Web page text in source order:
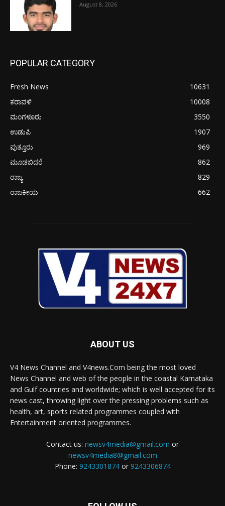
August 8, 2026
POPULAR CATEGORY
Fresh News
10631
ಕರಾವಳಿ
10008
ಮಂಗಳೂರು
3550
ಉಡುಪಿ
1907
ಪುತ್ತೂರು
969
ಮೂಡಬಿದರೆ
862
ರಾಜ್ಯ
829
ರಾಜಕೀಯ
662
ABOUT US
V4 News Channel and V4news.Com being the most loved
News Channel and web of the people in the coastal Karnataka
and Gulf countries and worldwide; which is well accepted for its
news cast, throwing light over the pressing problems such as
health, art, sports related programmes coupled with
Entertainment oriented programmes.
Contact us: newsv4media@gmail.com or
newsv4media8@gmail.com
Phone: 9243301874or 9243306874